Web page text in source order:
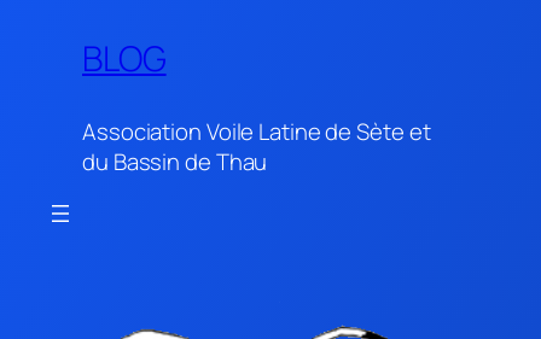
BLOG
Association Voile Latine de Sète et
du Bassin de Thau